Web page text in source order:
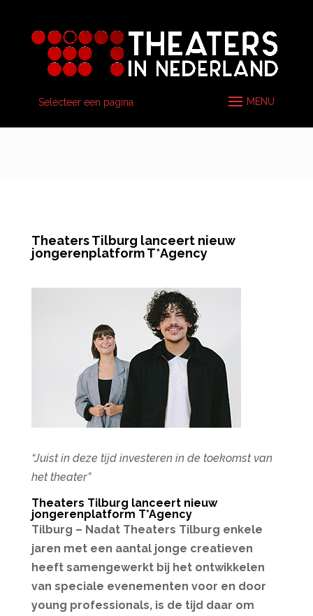
Selecteer een pagina
Theaters Tilburg lanceert nieuw
jongerenplatform T*Agency
“Juist in deze tijd investeren in de toekomst van
het theater”
Theaters Tilburg lanceert nieuw
jongerenplatform T*Agency
Tilburg – Nadat Theaters Tilburg enkele
jaren met een aantal jonge creatieven
heeft samengewerkt bij het ontwikkelen
van speciale evenementen voor en door
young professionals, is de tijd daar om